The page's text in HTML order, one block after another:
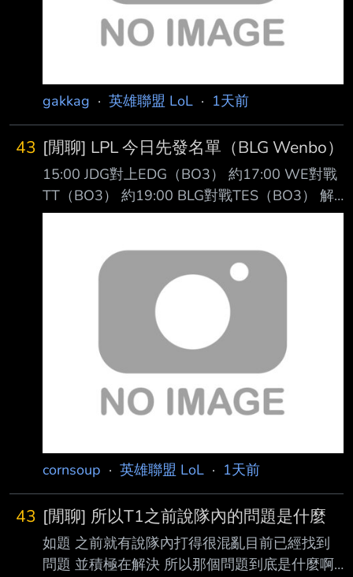
乎都是人氣擔當 以資方角度
gakkag · 英雄聯盟 LoL · 1天前
43 [閒聊] LPL 今日先發名單（BLG Wenbo）
15:00 JDG對上EDG（BO3） 約17:00 WE對戰
TT（BO3） 約19:00 BLG對戰TES（BO3） 解
說：鼓鼓、王淞、王多多、懷南 主持：駱歆
https://imgpoi.com/i/OF8X79.png
https://imgpoi.com/i/OF8FM5.png -- 結果是兩
個新人上路對打 阿說好的BIN哥回歸呢? -- 鷹嶺
ルイ推 https://youtu.be/Ix-f51aq8SY
https://img
cornsoup · 英雄聯盟 LoL · 1天前
43 [閒聊] 所以T1之前說隊內的問題是什麼
如題 之前就有說隊內打得很混亂目前已經找到
問題 並積極在解決 所以那個問題到底是什麼啊